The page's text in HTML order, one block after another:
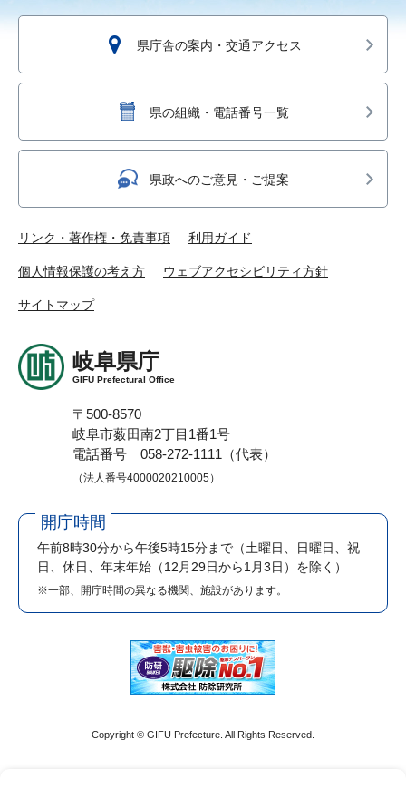
県庁舎の案内・交通アクセス
県の組織・電話番号一覧
県政へのご意見・ご提案
リンク・著作権・免責事項 利用ガイド
個人情報保護の考え方 ウェブアクセシビリティ方針
サイトマップ
岐阜県庁
GIFU Prefectural Office
〒500-8570
岐阜市薮田南2丁目1番1号
電話番号 058-272-1111（代表）
（法人番号4000020210005）
開庁時間
午前8時30分から午後5時15分まで （土曜日、日曜日、祝
日、休日、年末年始（12月29日から1月3日）を除く）
※一部、開庁時間の異なる機関、施設があります。
Copyright © GIFU Prefecture. All Rights Reserved.